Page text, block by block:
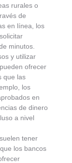
rurales o
de
en línea, los
minutos.
y utilizar
ofrecer
que las
los
en
de dinero
a nivel
tener
los bancos